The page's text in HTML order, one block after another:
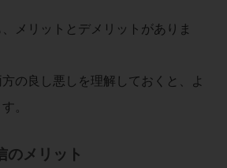
メリットとデメリットがありま
の良し悪しを理解しておくと、よ
。
のメリット